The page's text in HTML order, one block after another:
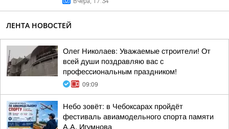
ЛЕНТА НОВОСТЕЙ
Олег Николаев: Уважаемые строители! От
всей души поздравляю вас с
профессиональным праздником!
09:09
Небо зовёт: в Чебоксарах пройдёт
фестиваль авиамодельного спорта памяти
А.А. Игумнова